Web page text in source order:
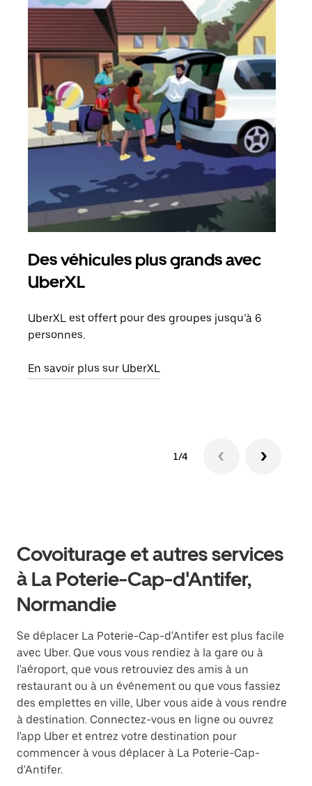
Des véhicules plus grands avec
UberXL
UberXL est offert pour des groupes jusqu’à 6
personnes.
En savoir plus sur UberXL
1/4
Covoiturage et autres services
à La Poterie-Cap-d'Antifer,
Normandie
Se déplacer La Poterie-Cap-d'Antifer est plus facile
avec Uber. Que vous vous rendiez à la gare ou à
l'aéroport, que vous retrouviez des amis à un
restaurant ou à un événement ou que vous fassiez
des emplettes en ville, Uber vous aide à vous rendre
à destination. Connectez-vous en ligne ou ouvrez
l'app Uber et entrez votre destination pour
commencer à vous déplacer à La Poterie-Cap-
d'Antifer.